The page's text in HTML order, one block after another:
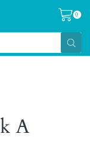
0
A